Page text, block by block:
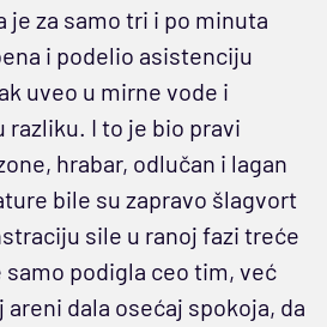
je za samo tri i po minuta
i podelio asistenciju
uveo u mirne vode i
I to je bio pravi
hrabar, odlučan i lagan
bile su zapravo šlagvort
sile u ranoj fazi treće
samo podigla ceo tim, već
dala osećaj spokoja, da